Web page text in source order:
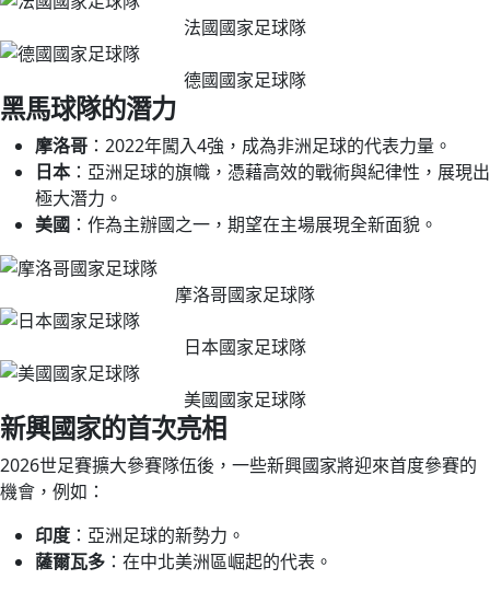
法國國家足球隊
德國國家足球隊
黑馬球隊的潛力
摩洛哥 ：2022年闖入4強，成為非洲足球的代表力量。
日本 ：亞洲足球的旗幟，憑藉高效的戰術與紀律性，展現出
極大潛力。
美國 ：作為主辦國之一，期望在主場展現全新面貌。
摩洛哥國家足球隊
日本國家足球隊
美國國家足球隊
新興國家的首次亮相
2026世足賽擴大參賽隊伍後，一些新興國家將迎來首度參賽的
機會，例如：
印度 ：亞洲足球的新勢力。
薩爾瓦多 ：在中北美洲區崛起的代表。